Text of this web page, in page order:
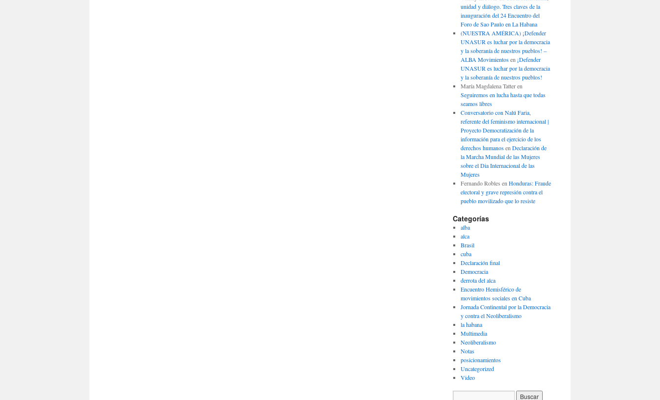
unidad y diálogo. Tres claves de la
inauguración del 24 Encuentro del
Foro de Sao Paulo en La Habana
(NUESTRA AMÉRICA) ¡Defender
UNASUR es luchar por la democracia
y la soberanía de nuestros pueblos! –
ALBA Movimientosen ¡Defender
UNASUR es luchar por la democracia
y la soberanía de nuestros pueblos!
María Magdalena Tatteren
Seguiremos en lucha hasta que todas
seamos libres
Conversatorio con Nalú Faria,
referente del feminismo internacional |
Proyecto Democratización de la
información para el ejercicio de los
derechos humanosen Declaración de
la Marcha Mundial de las Mujeres
sobre el Dia Internacional de las
Mujeres
Fernando Robles en Honduras: Fraude
electoral y grave represión contra el
pueblo movilizado que lo resiste
Categorías
alba
alca
Brasil
cuba
Declaración final
Democracia
derrota del alca
Encuentro Hemisférico de
movimientos sociales en Cuba
Jornada Continental por la Democracia
y contra el Neoliberalismo
la habana
Multimedia
Neoliberalismo
Notas
posicionamientos
Uncategorized
Video